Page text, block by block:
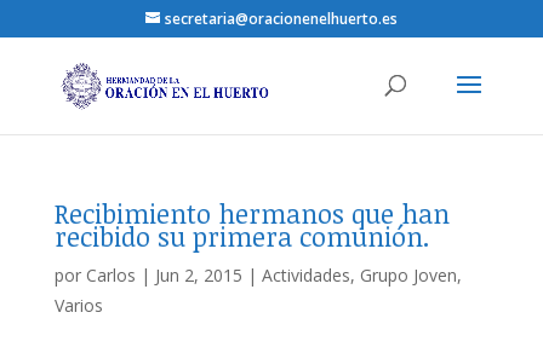
secretaria@oracionenelhuerto.es
Recibimiento hermanos que han
recibido su primera comunión.
por Carlos | Jun 2, 2015 | Actividades, Grupo Joven,
Varios